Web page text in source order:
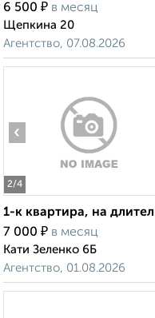
6 500 ₽ в месяц
Щепкина 20
Агентство, 07.08.2026
2/4
‹
1-к квартира, на
7 000 ₽ в месяц
Кати Зеленко 6Б
Агентство, 01.08.2026